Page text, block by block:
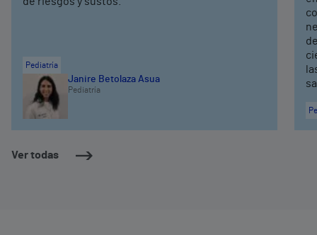
Ver todas
Pediatría
Janire Betolaza Asua
Pediatría